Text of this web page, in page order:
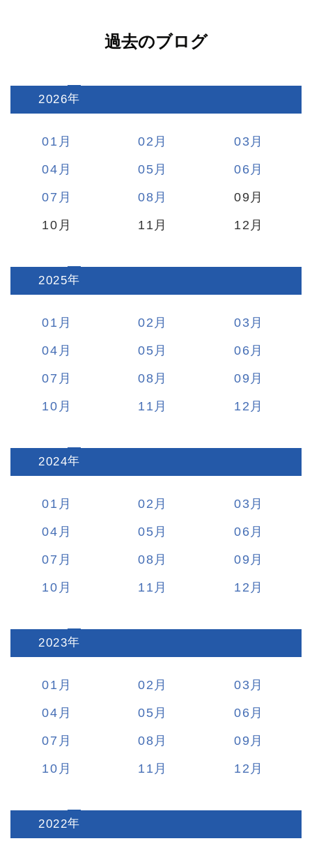
過去のブログ
2026:
01 02
03
04
05
06
07
08
09
10
11 12
2025:
01 02
03
04
05
06
07
08
09
10
11 12
2024:
01 02
03
04
05
06
07
08
09
10
11 12
2023:
01 02
03
04
05
06
07
08
09
10
11 12
2022: